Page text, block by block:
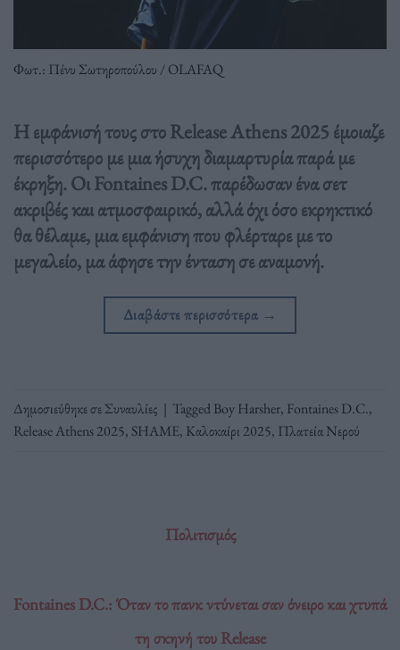
Φωτ.: Πένυ Σωτηροπούλου / OLAFAQ
Η εμφάνισή τους στο Release Athens 2025 έμοιαζε
περισσότερο με μια ήσυχη διαμαρτυρία παρά με
έκρηξη. Οι Fontaines D.C. παρέδωσαν ένα σετ
ακριβές και ατμοσφαιρικό, αλλά όχι όσο εκρηκτικό
θα θέλαμε, μια εμφάνιση που φλέρταρε με το
μεγαλείο, μα άφησε την ένταση σε αναμονή.
Διαβάστε περισσότερα →
Δημοσιεύθηκε σεΣυναυλίες | TaggedBoy Harsher, Fontaines D.C.,
Release Athens 2025, SHAME, Καλοκαίρι 2025, Πλατεία Νερού
Πολιτισμός
Fontaines D.C.: Όταν το πανκ ντύνεται σαν όνειρο και χτυπά
τη σκηνή του Release